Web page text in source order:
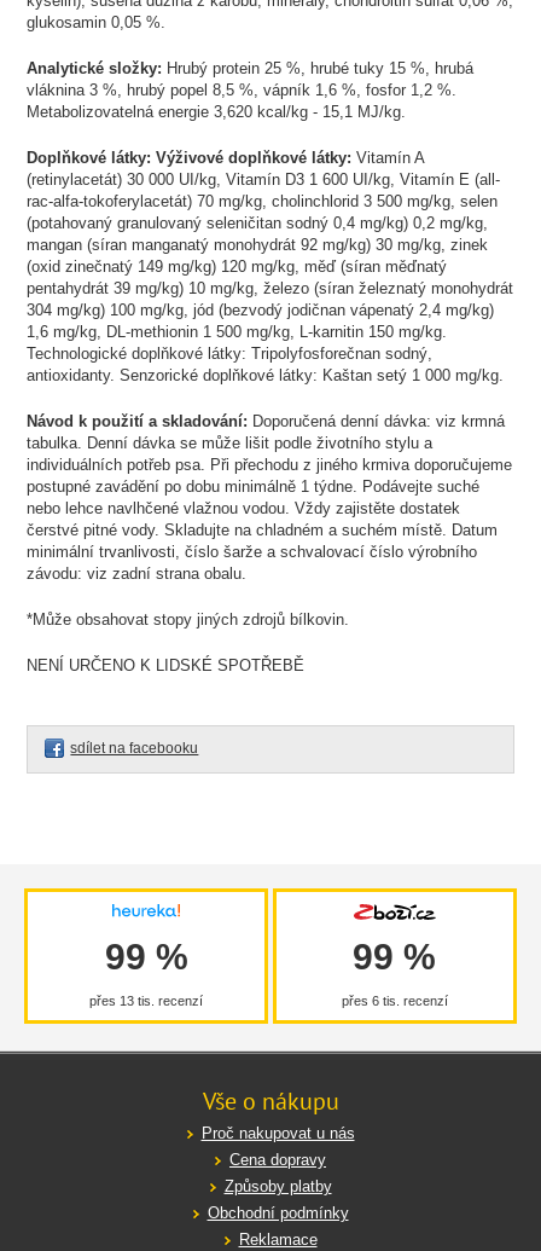
glukosamin 0,05 %.
Analytické složky: Hrubý protein 25 %, hrubé tuky 15 %, hrubá
vláknina 3 %, hrubý popel 8,5 %, vápník 1,6 %, fosfor 1,2 %.
Metabolizovatelná energie 3,620 kcal/kg - 15,1 MJ/kg.
Doplňkové látky: Výživové doplňkové látky: Vitamín A
(retinylacetát) 30 000 UI/kg, Vitamín D3 1 600 UI/kg, Vitamín E (all-
rac-alfa-tokoferylacetát) 70 mg/kg, cholinchlorid 3 500 mg/kg, selen
(potahovaný granulovaný seleničitan sodný 0,4 mg/kg) 0,2 mg/kg,
mangan (síran manganatý monohydrát 92 mg/kg) 30 mg/kg, zinek
(oxid zinečnatý 149 mg/kg) 120 mg/kg, měď (síran měďnatý
pentahydrát 39 mg/kg) 10 mg/kg, železo (síran železnatý monohydrát
304 mg/kg) 100 mg/kg, jód (bezvodý jodičnan vápenatý 2,4 mg/kg)
1,6 mg/kg, DL-methionin 1 500 mg/kg, L-karnitin 150 mg/kg.
Technologické doplňkové látky: Tripolyfosforečnan sodný,
antioxidanty. Senzorické doplňkové látky: Kaštan setý 1 000 mg/kg.
Návod k použití a skladování: Doporučená denní dávka: viz krmná
tabulka. Denní dávka se může lišit podle životního stylu a
individuálních potřeb psa. Při přechodu z jiného krmiva doporučujeme
postupné zavádění po dobu minimálně 1 týdne. Podávejte suché
nebo lehce navlhčené vlažnou vodou. Vždy zajistěte dostatek
čerstvé pitné vody. Skladujte na chladném a suchém místě. Datum
minimální trvanlivosti, číslo šarže a schvalovací číslo výrobního
závodu: viz zadní strana obalu.
*Může obsahovat stopy jiných zdrojů bílkovin.
NENÍ URČENO K LIDSKÉ SPOTŘEBĚ
sdílet na facebooku
99 %
přes 13 tis. recenzí
99 %
přes 6 tis. recenzí
Vše o nákupu
Proč nakupovat u nás
Cena dopravy
Způsoby platby
Obchodní podmínky
Reklamace